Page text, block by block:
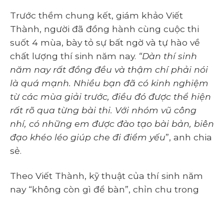
Trước thềm chung kết, giám khảo Viết
Thành, người đã đồng hành cùng cuộc thi
suốt 4 mùa, bày tỏ sự bất ngờ và tự hào về
chất lượng thí sinh năm nay. “Dàn thí sinh
năm nay rất đồng đều và thậm chí phải nói
là quá mạnh. Nhiều bạn đã có kinh nghiệm
từ các mùa giải trước, điều đó được thể hiện
rất rõ qua từng bài thi. Với nhóm vũ công
nhí, có những em được đào tạo bài bản, biên
đạo khéo léo giúp che đi điểm yếu”, anh chia
sẻ.
Theo Viết Thành, kỹ thuật của thí sinh năm
nay “không còn gì để bàn”, chỉn chu trong